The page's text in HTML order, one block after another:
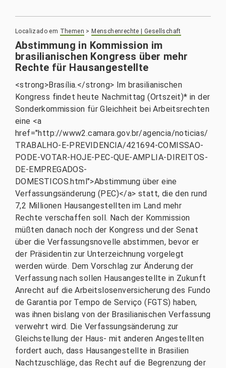
Localizado em Themen > Menschenrechte | Gesellschaft
Abstimmung in Kommission im
brasilianischen Kongress über mehr
Rechte für Hausangestellte
<strong>Brasília.</strong> Im brasilianischen
Kongress findet heute Nachmittag (Ortszeit)* in der
Sonderkommission für Gleichheit bei Arbeitsrechten
eine <a
href="http://www2.camara.gov.br/agencia/noticias/
TRABALHO-E-PREVIDENCIA/421694-COMISSAO-
PODE-VOTAR-HOJE-PEC-QUE-AMPLIA-DIREITOS-
DE-EMPREGADOS-
DOMESTICOS.html">Abstimmung über eine
Verfassungsänderung (PEC)</a> statt, die den rund
7,2 Millionen Hausangestellten im Land mehr
Rechte verschaffen soll. Nach der Kommission
müßten danach noch der Kongress und der Senat
über die Verfassungsnovelle abstimmen, bevor er
der Präsidentin zur Unterzeichnung vorgelegt
werden würde. Dem Vorschlag zur Änderung der
Verfassung nach sollen Hausangestellte in Zukunft
Anrecht auf die Arbeitslosenversicherung des Fundo
de Garantia por Tempo de Serviço (FGTS) haben,
was ihnen bislang von der Brasilianischen Verfassung
verwehrt wird. Die Verfassungsänderung zur
Gleichstellung der Haus- mit anderen Angestellten
fordert auch, dass Hausangestellte in Brasilien
Nachtzuschläge, das Recht auf die Begrenzung der